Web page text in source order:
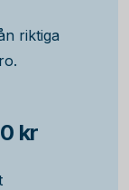
riktiga
kr